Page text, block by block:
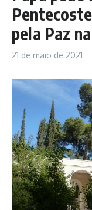
pela Paz
21 de maio de 2021